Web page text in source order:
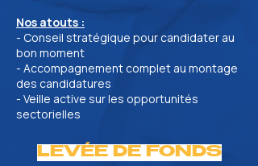
Nos atouts :
- Conseil stratégique pour candidater au
bon moment
- Accompagnement complet au montage
des candidatures
- Veille active sur les opportunités
sectorielles
LEVÉE DE FONDS